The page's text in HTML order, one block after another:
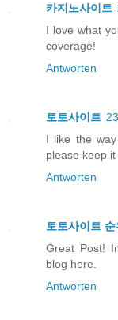
카지노사이트
I love what
coverage!
Antworten
토토사이트
I like the
please keep
Antworten
토토사이트 순
Great Post!
blog here.
Antworten